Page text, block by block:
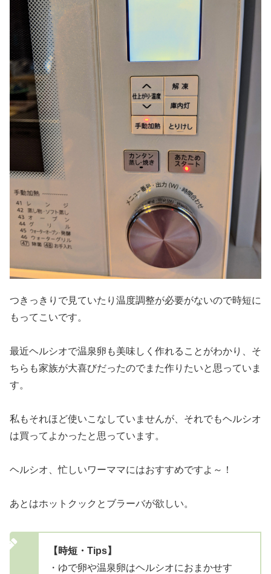
つきっきりで見ていたり温度調整が必要がないので時短に
もってこいです。
最近ヘルシオで温泉卵も美味しく作れることがわかり、そ
ちらも家族が大喜びだったのでまた作りたいと思っていま
す。
私もそれほど使いこなしていませんが、それでもヘルシオ
は買ってよかったと思っています。
ヘルシオ、忙しいワーママにはおすすめですよ～！
あとはホットクックとブラーバが欲しい。
【時短・Tips】
・ゆで卵や温泉卵はヘルシオにおまかせす